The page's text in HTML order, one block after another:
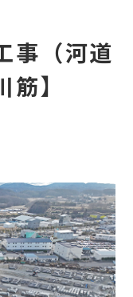
最新技術の革新
イバシーポリシー
事（河道
】